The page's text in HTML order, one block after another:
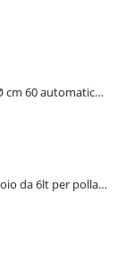
Spiumatrice per polli SP60CM Ø cm 60 automatica rotante
Mangiatoia da 6kg + abbeveratoio da 6lt per pollame